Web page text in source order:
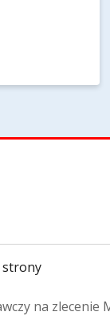
strony
na zlecenie